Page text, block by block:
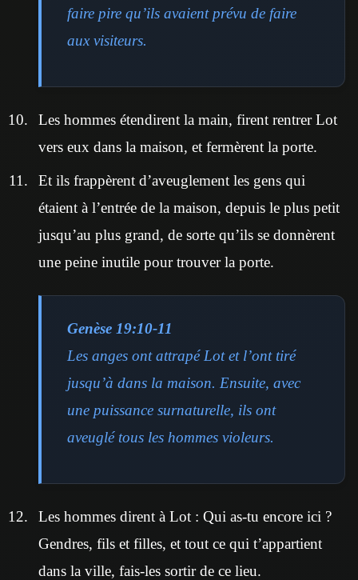
faire pire qu’ils avaient prévu de faire
aux visiteurs.
Les hommes étendirent la main, firent rentrer Lot
vers eux dans la maison, et fermèrent la porte.
Et ils frappèrent d’aveuglement les gens qui
étaient à l’entrée de la maison, depuis le plus petit
jusqu’au plus grand, de sorte qu’ils se donnèrent
une peine inutile pour trouver la porte.
Genèse 19:10-11
Les anges ont attrapé Lot et l’ont tiré
jusqu’à dans la maison. Ensuite, avec
une puissance surnaturelle, ils ont
aveuglé tous les hommes violeurs.
Les hommes dirent à Lot : Qui as-tu encore ici ?
Gendres, fils et filles, et tout ce qui t’appartient
dans la ville, fais-les sortir de ce lieu.